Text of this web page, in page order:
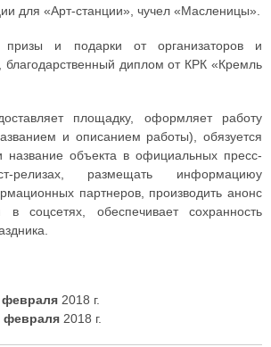
для «Арт-станции», чучел «Масленицы».
и подарки от организаторов и
благодарственный диплом от КРК «Кремль
площадку, оформляет работу
и описанием работы), обязуется
название объекта в официальных пресс-
размещать информациюу
партнеров, производить анонс
в соцсетях, обеспечивает сохранность
февраля 2018 г.
февраля 2018 г.